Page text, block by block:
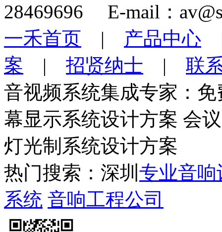
28469696 E-mail：
一禾首页 | 产品中心
案 | 招贤纳士 | 联
音视频系统集成专家：
幕显示系统设计方案 会
灯光制系统设计方案
热门搜索：深圳 专业音响
系统 音响工程公司